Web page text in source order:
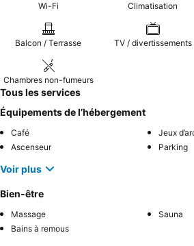
Wi-Fi Climatisation
Balcon / Terrasse TV / divertissements
Chambres non-fumeurs
Tous les services
Équipements de l’hébergement
Café
Jeux
Ascenseur
Parking
Voir plus
Bien-être
Massage
Sauna
Bains à remous